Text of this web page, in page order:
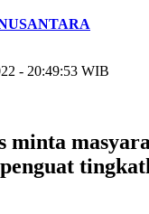
- 20:49:53 WIB
minta